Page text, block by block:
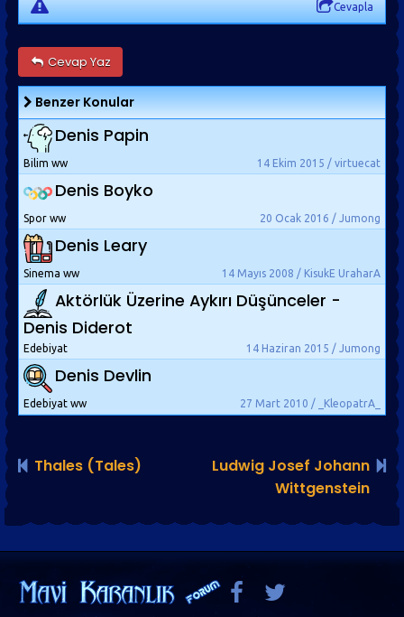
Cevapla
Cevap Yaz
Benzer Konular
Denis Papin
14 Ekim 2015 / virtuecat
Bilim ww
Denis Boyko
20 Ocak 2016 / Jumong
Spor ww
Denis Leary
14 Mayıs 2008 / KisukE UraharA
Sinema ww
Aktörlük Üzerine Aykırı Düşünceler -
Denis Diderot
14 Haziran 2015 / Jumong
Edebiyat
Denis Devlin
27 Mart 2010 / _KleopatrA_
Edebiyat ww
Thales (Tales)
Ludwig Josef Johann
Wittgenstein